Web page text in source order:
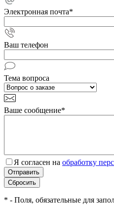
Электронная почта*
Ваш телефон
Тема вопроса
Ваше сообщение*
Я согласен на обработку
* - Поля, обязательные для